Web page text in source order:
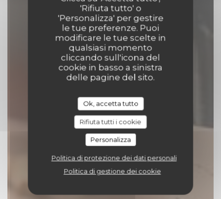
'Rifiuta tutto' o
'Personalizza' per gestire
le tue preferenze. Puoi
modificare le tue scelte in
qualsiasi momento
cliccando sull'icona del
cookie in basso a sinistra
delle pagine del sito.
Ok, accetta tutto
Rifiuta tutti i cookie
Personalizza
Politica di protezione dei dati personali
Politica di gestione dei cookie
PRENOTA